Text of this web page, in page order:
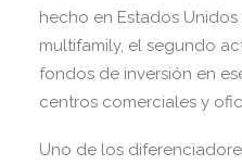
hecho en Estados
multifamily, el segundo
fondos de inversión en
centros comerciales y
Uno de los